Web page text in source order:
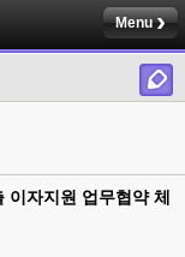
Menu
이자지원 업무협약 체